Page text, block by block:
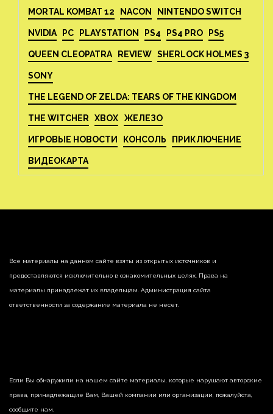
MORTAL KOMBAT 12 NACON NINTENDO SWITCH
NVIDIA PC PLAYSTATION PS4 PS4 PRO PS5
QUEEN CLEOPATRA REVIEW SHERLOCK HOLMES 3
SONY
THE LEGEND OF ZELDA: TEARS OF THE KINGDOM
THE WITCHER XBOX ЖЕЛЕЗО
ИГРОВЫЕ НОВОСТИ КОНСОЛЬ ПРИКЛЮЧЕНИЕ
ВИДЕОКАРТА
Все материалы на данном сайте взяты из открытых источников и
предоставляются исключительно в ознакомительных целях. Права на
материалы принадлежат их владельцам. Администрация сайта
ответственности за содержание материала не несет.
Если Вы обнаружили на нашем сайте материалы, которые нарушают авторские
права, принадлежащие Вам, Вашей компании или организации, пожалуйста,
сообщите нам.